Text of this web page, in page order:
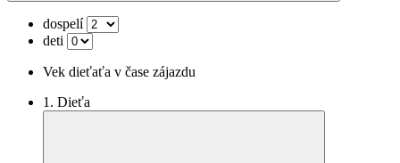
dospelí
deti
Vek dieťaťa v čase zájazdu
1. Dieťa